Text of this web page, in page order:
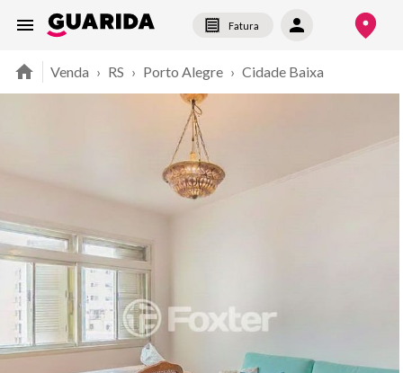
Fatura
Venda › RS › Porto Alegre › Cidade Baixa